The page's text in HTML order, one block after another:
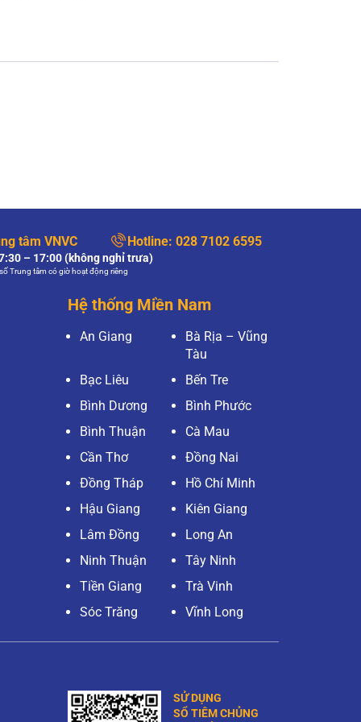
tâm VNVC Hotline: 028 7102 6595
– 17:00 (không nghỉ trưa)
Trung tâm có giờ hoạt động riêng
Hệ thống Miền Nam
An Giang
Bà Rịa – Vũng
Tàu
Bạc Liêu
Bến Tre
Bình Dương
Bình Phước
Bình Thuận
Cà Mau
Cần Thơ
Đồng Nai
Đồng Tháp
Hồ Chí Minh
Hậu Giang
Kiên Giang
Lâm Đồng
Long An
Ninh Thuận
Tây Ninh
Tiền Giang
Trà Vinh
Sóc Trăng
Vĩnh Long
SỬ DỤNG
SỔ TIÊM CHỦNG